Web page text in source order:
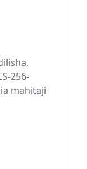
256-
mahitaji